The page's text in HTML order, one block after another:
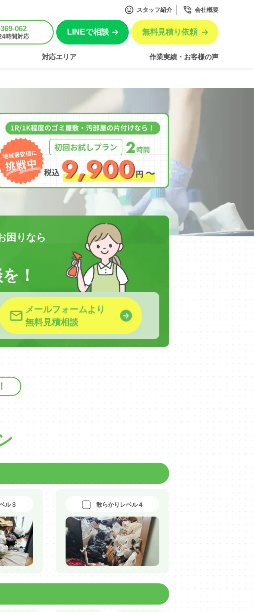
スタッフ紹介 会社概要
062
時間対応
LINEで相談 無料見積り依頼
対応エリア 作業実績・お客様の声
困りなら
！
メールフォームより
無料見積相談
ル３ 散らかりレベル４